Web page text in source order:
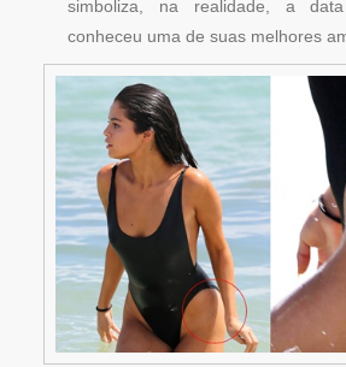
simboliza, na realidade, a
conheceu uma de suas melhores